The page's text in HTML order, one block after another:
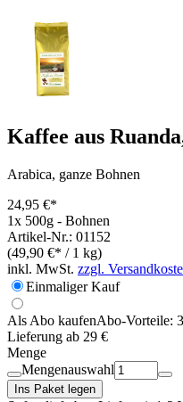
Kaffee aus
Arabica, ganze Bohnen
24,95 €*
1x 500g - Bohnen
Artikel-Nr.: 01152
(49,90 €* / 1 kg)
inkl. MwSt. zzgl.
Einmaliger Kauf
Als Abo kaufenAbo-Vorteile:
Lieferung ab 29 €
Menge
Mengenauswahl
Ins Paket legen